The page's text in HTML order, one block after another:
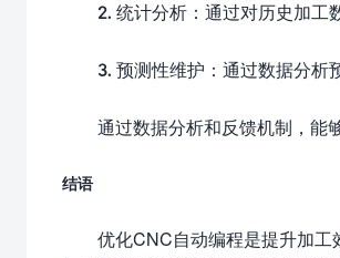
2. 统计分析：通过对历史加工
3. 预测性维护：通过数据分析
通过数据分析和反馈机制，能
结语
优化CNC自动编程是提升加工